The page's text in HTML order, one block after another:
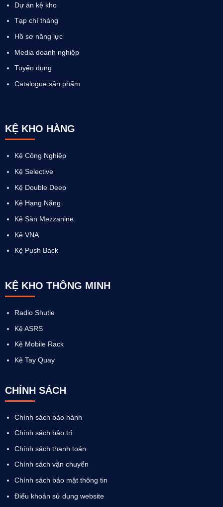
Dự án kệ kho
Tạp chí tháng
Hồ sơ năng lực
Media doanh nghiệp
Tuyển dụng
Catalogue sản phẩm
KỆ KHO HÀNG
Kệ Công Nghiệp
Kệ Selective
Kệ Double Deep
Kệ Hạng Nặng
Kệ Sàn Mezzanine
Kệ VNA
Kệ Push Back
KỆ KHO THÔNG MINH
Radio Shutle
Kệ ASRS
Kệ Mobile Rack
Kệ Tay Quay
CHÍNH SÁCH
Chính sách bảo hành
Chính sách bảo trì
Chính sách thanh toán
Chính sách vận chuyển
Chính sách bảo mật thông tin
Điểu khoản sử dụng website